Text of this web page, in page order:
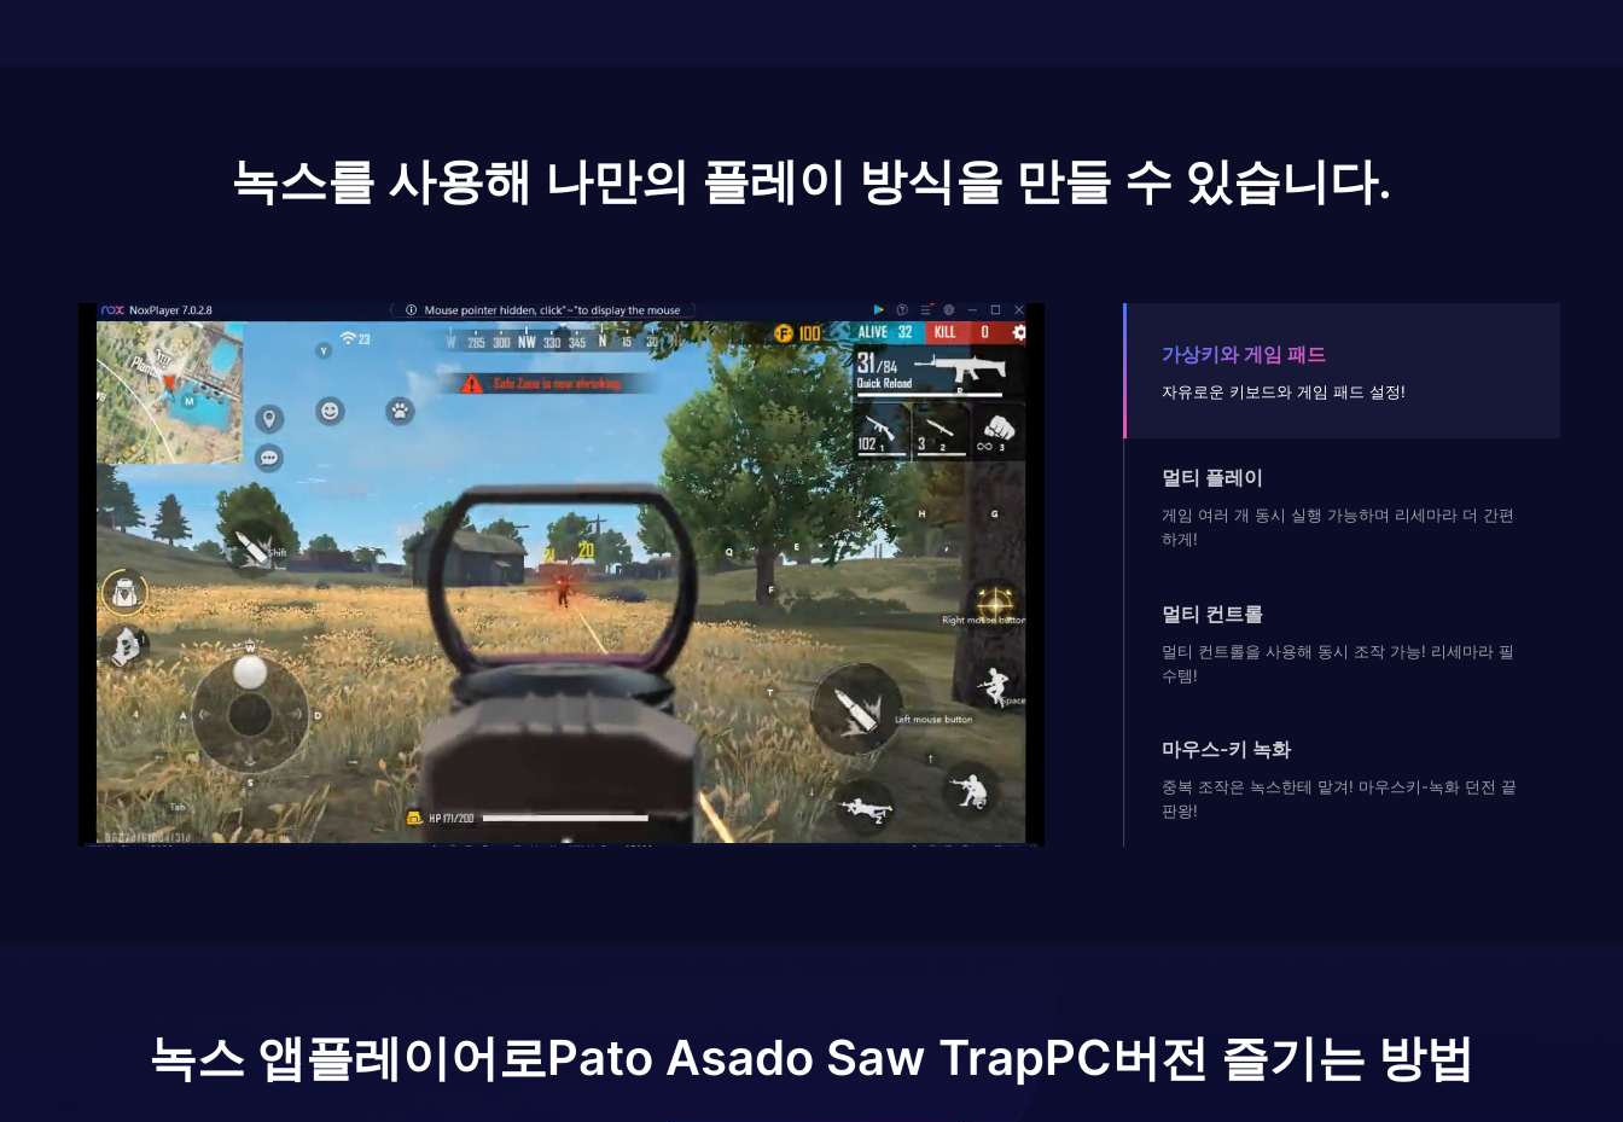
녹스를 사용해 나만의 플레이 방식을 만들 수 있습니다.
가상키와 게임 패드
자유로운 키보드와 게임 패드 설정!
멀티 플레이
게임 여러 개 동시 실행 가능하며 리세마라 더 간편
하게!
멀티 컨트롤
멀티 컨트롤을 사용해 동시 조작 가능! 리세마라 필
수템!
마우스-키 녹화
중복 조작은 녹스한테 맡겨! 마우스키-녹화 던전 끝
판왕!
녹스 앱플레이어로Pato Asado Saw TrapPC버전 즐기는 방법